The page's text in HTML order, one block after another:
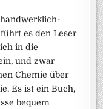
es den Leser
in die
und zwar
Chemie über
Es ist ein Buch,
bequem